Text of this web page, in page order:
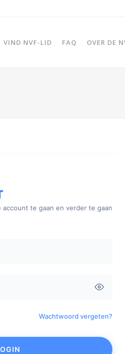
VIND NVF-LID FAQ OVER DE
te gaan en verder te gaan
Wachtwoord vergeten?